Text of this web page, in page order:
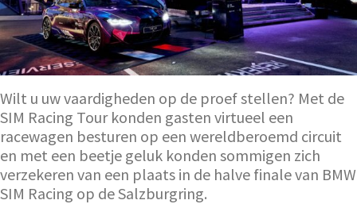
Wilt u uw vaardigheden op de proef stellen? Met de
SIM Racing Tour konden gasten virtueel een
racewagen besturen op een wereldberoemd circuit
en met een beetje geluk konden sommigen zich
verzekeren van een plaats in de halve finale van BMW
SIM Racing op de Salzburgring.